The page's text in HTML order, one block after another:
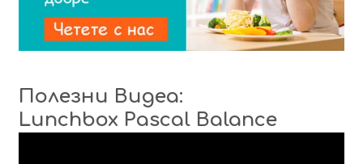
Полезни Видеа:
Lunchbox Pascal Balance